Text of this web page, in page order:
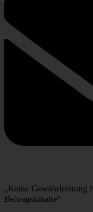
„Keine Gewährleistung
Beitragsinhalte“